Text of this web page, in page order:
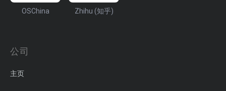
OSChina Zhihu (知乎)
公司
主页